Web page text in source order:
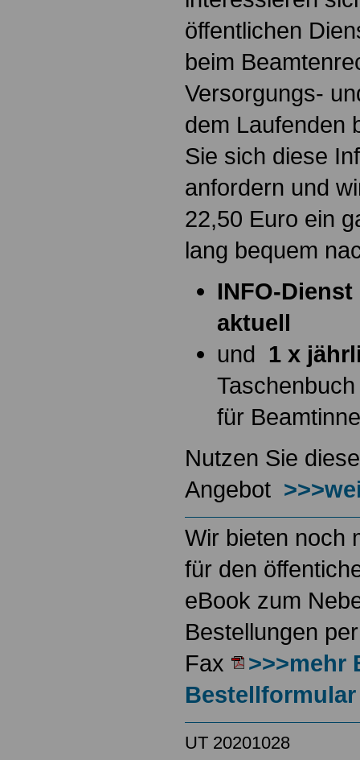
öffentlichen
beim
Versorgungs-
dem Laufenden
Sie sich diese
anfordern und
22,50 Euro ein
lang bequem
INFO-
aktuell
und 1 x
Taschenbuch
für
Nutzen Sie
Angebot
Wir bieten noch
für den
eBook zum
Bestellungen
Fax
>>>mehr
Bestellformular
UT 20201028